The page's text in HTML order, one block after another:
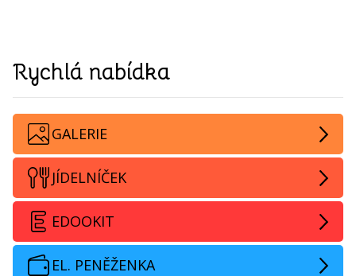
Rychlá nabídka
GALERIE
JÍDELNÍČEK
EDOOKIT
EL. PENĚŽENKA